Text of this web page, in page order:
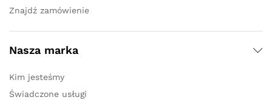
Znajdź zamówienie
Nasza marka
Kim jesteśmy
Świadczone usługi